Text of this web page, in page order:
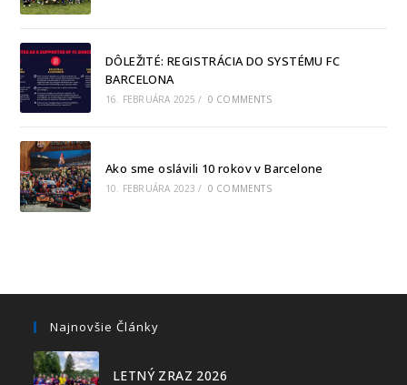
DÔLEŽITÉ: REGISTRÁCIA DO SYSTÉMU FC
BARCELONA
16. FEBRUÁRA 2025 / 0 COMMENTS
Ako sme oslávili 10 rokov v Barcelone
10. FEBRUÁRA 2023 / 0 COMMENTS
Najnovšie Články
LETNÝ ZRAZ 2026